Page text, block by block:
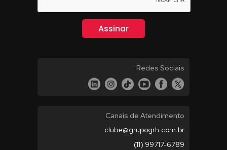
Redes Sociais
Canais de Atendimento
clube@grupogrh.com.br
(11) 99717-6789